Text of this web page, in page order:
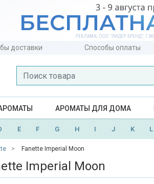
доставки Способы оплаты
АРОМАТЫ ДЛЯ ДОМА
E F G H I J K L
Fanette Imperial Moon
Imperial Moon